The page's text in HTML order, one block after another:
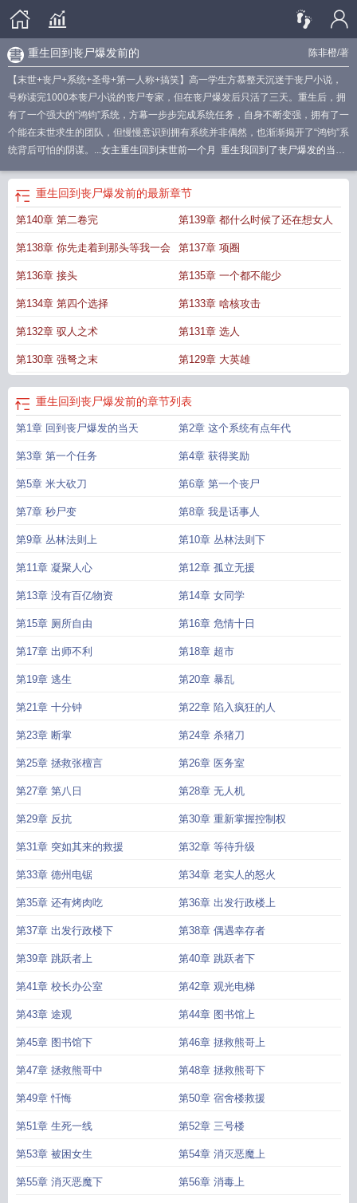
陈非橙/著
重生回到丧尸爆发前的
【末世+丧尸+系统+圣母+第一人称+搞笑】高一学生方慕整天沉迷于丧尸小说，
号称读完1000本丧尸小说的丧尸专家，但在丧尸爆发后只活了三天。重生后，拥
有了一个强大的“鸿钧”系统，方幕一步步完成系统任务，自身不断变强，拥有了一
个能在未世求生的团队，但慢慢意识到拥有系统并非偶然，也渐渐揭开了“鸿钧”系
统背后可怕的阴谋。...女主重生回到末世前一个月 重生我回到了丧尸爆发的当天
发的当天 我重生了回到丧尸爆发前一个月
爆发前七天的
了回到丧尸爆发前一个月电影
我重生了回到了丧尸爆发的一个月我女主重生回
界打工
重生回到丧尸爆发前的重生回到丧尸爆发前回到丧尸爆发前最新章
节我重生了回到丧尸爆发前七天的 重生到丧尸爆发之前的女主重生回到丧尸爆
时回到丧尸爆发前开办生存学校免费阅读我重申了回到了丧尸爆发的前一
回末世的丧尸皇在线阅读
重生回末世的丧尸皇苏白我重生回到丧尸爆发的前10
天穿越回到丧尸爆发前 主角重回丧尸爆发前的重生回到丧尸爆发前七天
回到丧尸爆发前学校重生在丧尸爆发前一天我重生回丧尸末日爆发前前我觉醒
房重生回到丧尸爆发前的漫画女主重生回到丧尸爆发前三天
去重生回到丧尸爆发一个月前的重生回到丧尸爆发前囤货
重生回到丧尸爆发前的最新章节
第140章 第二卷完 第139章 都什么时候了还在想女人
第138章 你先走着到那头等我一会 第137章 项圈
第136章 接头 第135章 一个都不能少
第134章 第四个选择 第133章 啥核攻击
第132章 驭人之术 第131章 选人
第130章 强弩之末 第129章 大英雄
重生回到丧尸爆发前的章节列表
第1章 回到丧尸爆发的当天 第2章 这个系统有点年代
第3章 第一个任务 第4章 获得奖励
第5章 米大砍刀 第6章 第一个丧尸
第7章 秒尸变 第8章 我是话事人
第9章 丛林法则上 第10章 丛林法则下
第11章 凝聚人心 第12章 孤立无援
第13章 没有百亿物资 第14章 女同学
第15章 厕所自由 第16章 危情十日
第17章 出师不利 第18章 超市
第19章 逃生 第20章 暴乱
第21章 十分钟 第22章 陷入疯狂的人
第23章 断掌 第24章 杀猪刀
第25章 拯救张檀言 第26章 医务室
第27章 第八日 第28章 无人机
第29章 反抗 第30章 重新掌握控制权
第31章 突如其来的救援 第32章 等待升级
第33章 德州电锯 第34章 老实人的怒火
第35章 还有烤肉吃 第36章 出发行政楼上
第37章 出发行政楼下 第38章 偶遇幸存者
第39章 跳跃者上 第40章 跳跃者下
第41章 校长办公室 第42章 观光电梯
第43章 途观 第44章 图书馆上
第45章 图书馆下 第46章 拯救熊哥上
第47章 拯救熊哥中 第48章 拯救熊哥下
第49章 忏悔 第50章 宿舍楼救援
第51章 生死一线 第52章 三号楼
第53章 被困女生 第54章 消灭恶魔上
第55章 消灭恶魔下 第56章 消毒上